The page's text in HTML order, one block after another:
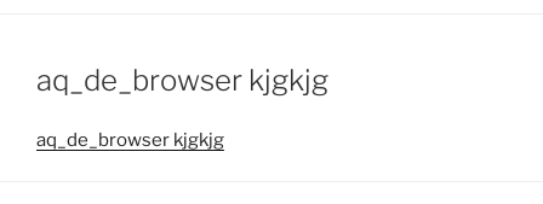
aq_de_browser kjgkjg
aq_de_browser kjgkjg